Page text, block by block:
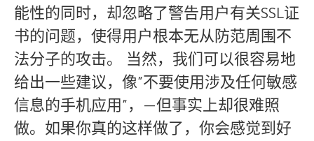
能性的同时，却忽略了警告用户有关SSL证
书的问题，使得用户根本无从防范周围不
法分子的攻击。 当然，我们可以很容易地
给出一些建议，像”不要使用涉及任何敏感
信息的手机应用”，—但事实上却很难照
做。如果你真的这样做了，你会感觉到好